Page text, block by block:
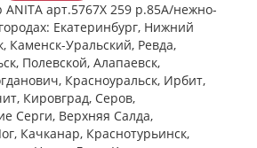
ANITA арт.5767X 259 р.85A/нежно-
Екатеринбург, Нижний
Каменск-Уральский, Ревда,
Полевской, Алапаевск,
Красноуральск, Ирбит,
Кировград, Серов,
Cерги, Верхняя Салда,
Качканар, Краснотурьинск,